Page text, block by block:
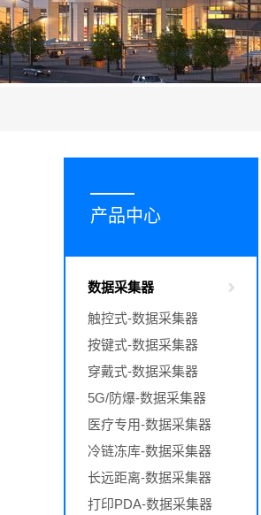
产品中心
数据采集器
触控式-数据采集器
按键式-数据采集器
穿戴式-数据采集器
5G/防爆-数据采集器
医疗专用-数据采集器
冷链冻库-数据采集器
长远距离-数据采集器
打印PDA-数据采集器